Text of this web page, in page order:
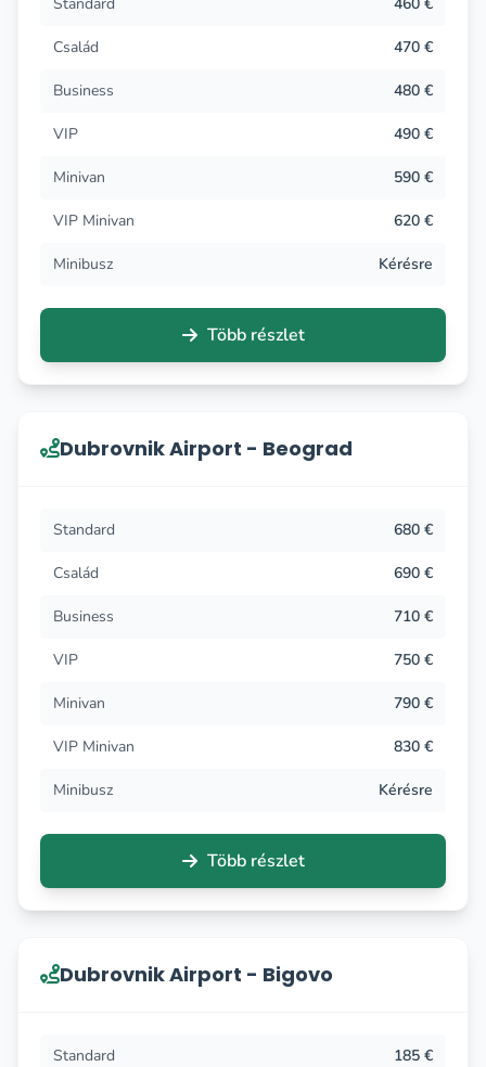
Család 470 €
Business 480 €
VIP 490 €
Minivan 590 €
VIP Minivan 620 €
Minibusz Kérésre
Több részlet
Dubrovnik Airport - Beograd
Standard 680 €
Család 690 €
Business 710 €
VIP 750 €
Minivan 790 €
VIP Minivan 830 €
Minibusz Kérésre
Több részlet
Dubrovnik Airport - Bigovo
Standard 185 €